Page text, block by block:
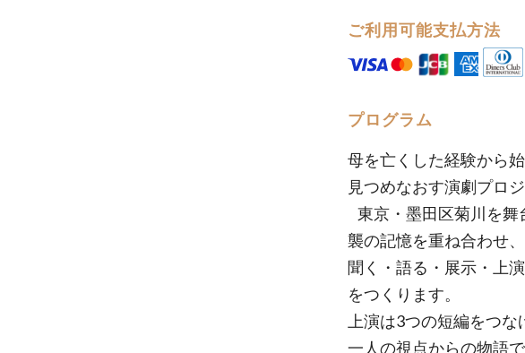
ご利用可能支払方法
プログラム
母を亡くした経験から
見つめなおす演劇プロジ
東京・墨田区菊川を
襲の記憶を重ね合わせ、
聞く・語る・展示・上
をつくります。
上演は3つの短編をつな
一人の視点からの物語